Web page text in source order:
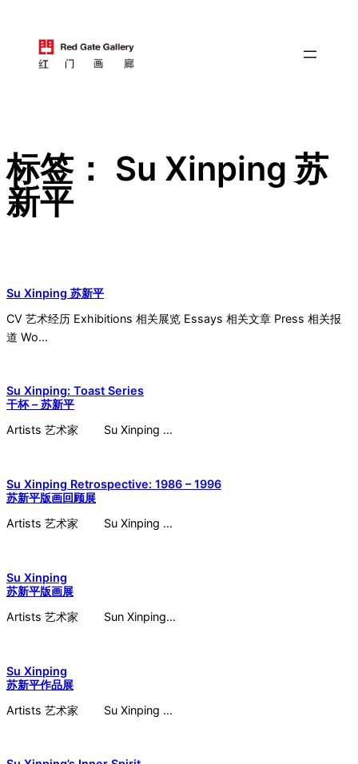
标签： Su Xinping 苏
新平
Su Xinping 苏新平
CV 艺术经历 Exhibitions 相关展览 Essays 相关文章 Press 相关报
道 Wo…
Su Xinping: Toast Series
干杯 – 苏新平
Artists 艺术家 Su Xinping …
Su Xinping Retrospective: 1986 – 1996
苏新平版画回顾展
Artists 艺术家 Su Xinping …
Su Xinping
苏新平版画展
Artists 艺术家 Sun Xinping…
Su Xinping
苏新平作品展
Artists 艺术家 Su Xinping …